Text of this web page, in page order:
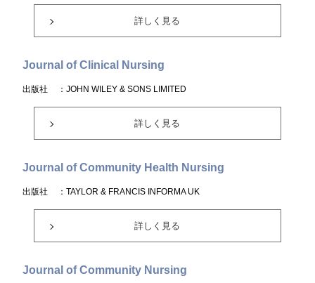
詳しく見る
Journal of Clinical Nursing
出版社 ：JOHN WILEY & SONS LIMITED
詳しく見る
Journal of Community Health Nursing
出版社 ：TAYLOR & FRANCIS INFORMA UK
詳しく見る
Journal of Community Nursing